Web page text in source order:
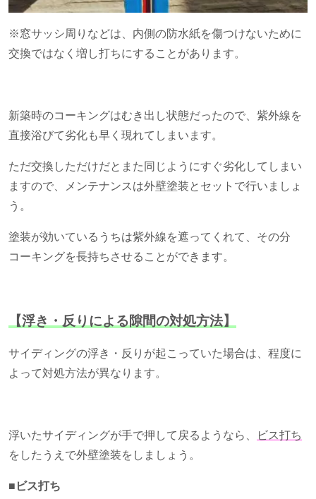
※窓サッシ周りなどは、内側の防水紙を傷つけないために
交換ではなく増し打ちにすることがあります。
新築時のコーキングはむき出し状態だったので、紫外線を
直接浴びて劣化も早く現れてしまいます。
ただ交換しただけだとまた同じようにすぐ劣化してしまい
ますので、メンテナンスは外壁塗装とセットで行いましょ
う。
塗装が効いているうちは紫外線を遮ってくれて、その分
コーキングを長持ちさせることができます。
【浮き・反りによる隙間の対処方法】
サイディングの浮き・反りが起こっていた場合は、程度に
よって対処方法が異なります。
浮いたサイディングが手で押して戻るようなら、
ビス打ち
をしたうえで外壁塗装をしましょう。
■ビス打ち